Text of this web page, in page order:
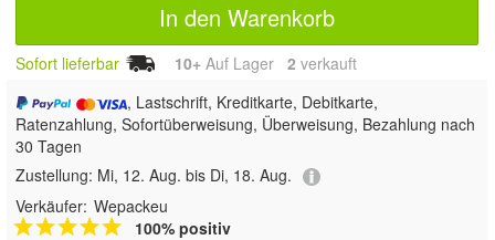
In den Warenkorb
Sofort lieferbar 10+ Auf Lager 2 verkauft
, Lastschrift, Kreditkarte, Debitkarte,
Ratenzahlung, Sofortüberweisung, Überweisung, Bezahlung nach
30 Tagen
Zustellung: Mi, 12. Aug. bis Di, 18. Aug.
Verkäufer: Wepackeu
100% positiv